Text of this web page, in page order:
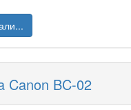
Canon BC-02